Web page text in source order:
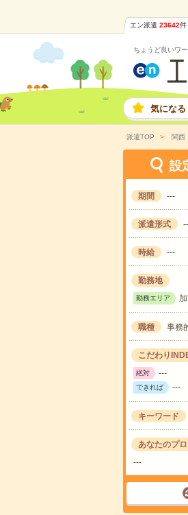
エン派遣 23642件
ちょうど良いワ
気になる
派遣TOP 関西
設
期間 ---
派遣形式
時給 ---
勤務地
勤務エリア
職種 事務
こだわり
絶対 ---
できれば ---
キーワード
あなたのプ
---